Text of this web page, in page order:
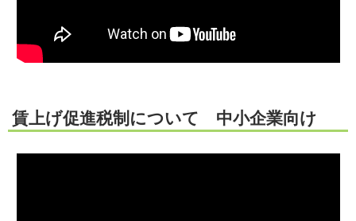
賃上げ促進税制について 中小企業向け